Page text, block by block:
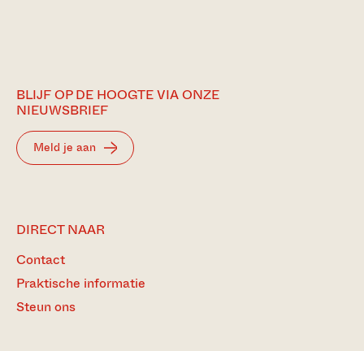
BLIJF OP DE HOOGTE VIA ONZE
NIEUWSBRIEF
Meld je aan
DIRECT NAAR
Contact
Praktische informatie
Steun ons